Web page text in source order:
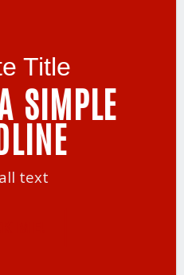
Title
SIMPLE
text